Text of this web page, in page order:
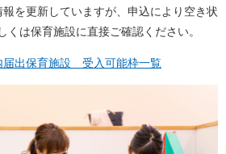
を更新していますが、申込により空き状
くは保育施設に直接ご確認ください。
届出保育施設 受入可能枠一覧